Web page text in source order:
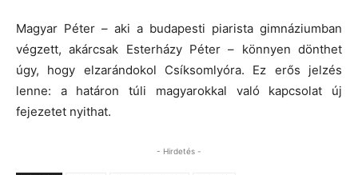
Magyar Péter – aki a budapesti piarista gimnáziumban
végzett, akárcsak Esterházy Péter – könnyen dönthet
úgy, hogy elzarándokol Csíksomlyóra. Ez erős jelzés
lenne: a határon túli magyarokkal való kapcsolat új
fejezetet nyithat.
- Hirdetés -